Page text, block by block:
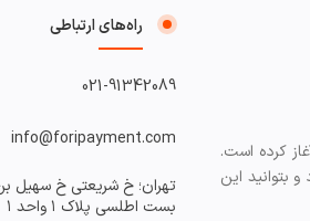
کرده است.
بتوانید این
راه‌های ارتباطی
021-91342089
info@foripayment.com
تهران؛ خ شریعتی خ سهیل
بست اطلسی پلاک ۱ واحد ۱